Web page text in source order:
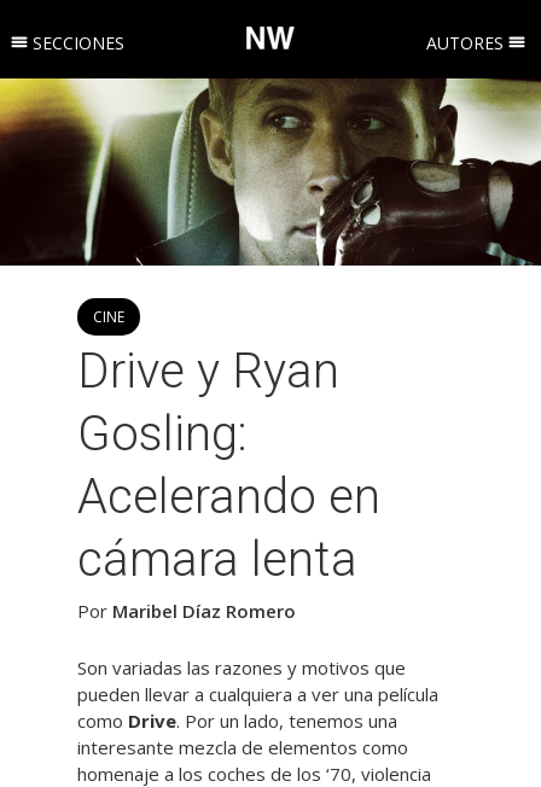
SECCIONES AUTORES
CINE
Drive y Ryan
Gosling:
Acelerando en
cámara lenta
Por Maribel Díaz Romero
Son variadas las razones y motivos que
pueden llevar a cualquiera a ver una película
como Drive. Por un lado, tenemos una
interesante mezcla de elementos como
homenaje a los coches de los ‘70, violencia